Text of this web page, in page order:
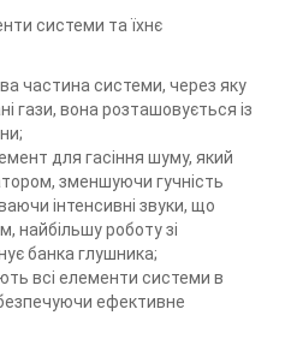
системи та їхнє
частина системи, через яку
гази, вона розташовується із
для гасіння шуму, який
зменшуючи гучність
інтенсивні звуки, що
найбільшу роботу зі
банка глушника;
всі елементи системи в
ефективне